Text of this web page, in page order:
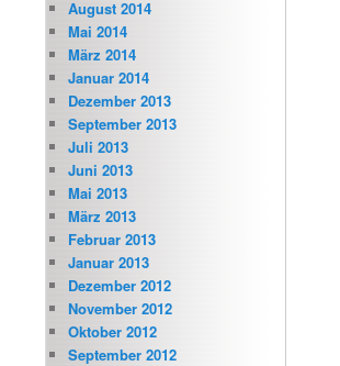
August 2014
Mai 2014
März 2014
Januar 2014
Dezember 2013
September 2013
Juli 2013
Juni 2013
Mai 2013
März 2013
Februar 2013
Januar 2013
Dezember 2012
November 2012
Oktober 2012
September 2012